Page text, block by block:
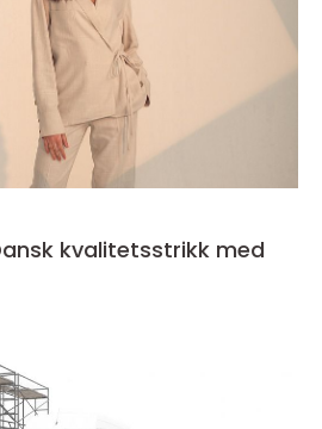
kvalitetsstrikk med